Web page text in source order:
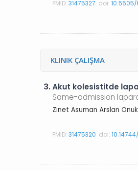
PMID:31475327 doi:10.5505/
KLINIK ÇALIŞMA
3.Akut kolesistitde
Same-admission
Zinet Asuman Arslan
PMID:31475320 doi: